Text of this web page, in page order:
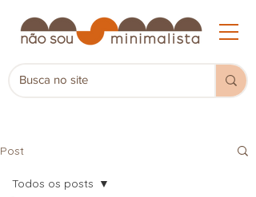
Post
Todos os posts